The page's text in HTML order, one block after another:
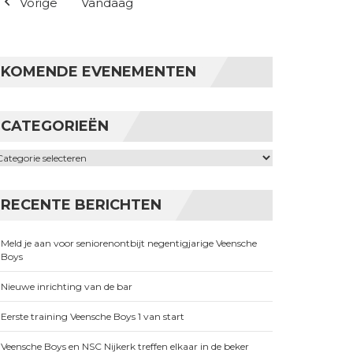
KOMENDE EVENEMENTEN
CATEGORIEËN
RECENTE BERICHTEN
Meld je aan voor seniorenontbijt negentigjarige Veensche
Boys
Nieuwe inrichting van de bar
Eerste training Veensche Boys 1 van start
Veensche Boys en NSC Nijkerk treffen elkaar in de beker